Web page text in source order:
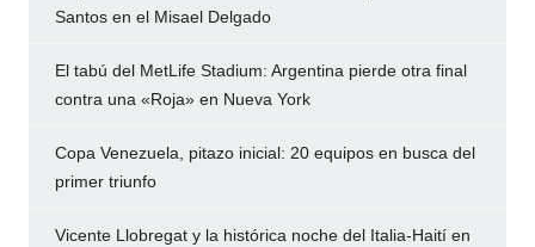
Santos en el Misael Delgado
El tabú del MetLife Stadium: Argentina pierde otra final
contra una «Roja» en Nueva York
Copa Venezuela, pitazo inicial: 20 equipos en busca del
primer triunfo
Vicente Llobregat y la histórica noche del Italia-Haití en